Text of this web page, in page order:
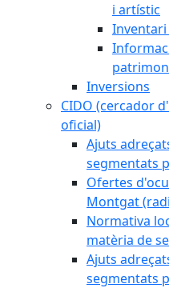
i artístic
Inventari
Inversions
CIDO (cercador
oficial)
Ajuts
segmentats
Ofertes
Montgat
Normativa
matèria de
Ajuts
segmentats